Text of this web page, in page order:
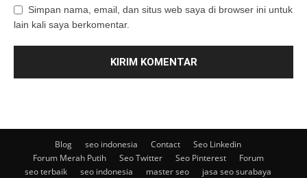
Simpan nama, email, dan situs web saya di browser ini untuk
lain kali saya berkomentar.
Blog seo indonesia Contact
Seo Linkedin
Forum Merah Putih
Seo Twitter Seo Pinterest
Forum
seo terbaik
seo indonesia master seo
jasa seo surabaya